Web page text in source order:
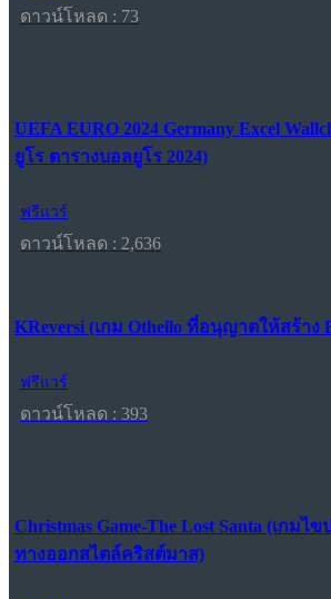
ดาวน์โหลด : 73
UEFA EURO 2024 Germany Excel
ยูโร ตารางบอลยูโร 2024)
ฟรีแวร์
ดาวน์โหลด : 2,636
KReversi (เกม Othello ที่อนุญาตให้สร้าง
ฟรีแวร์
ดาวน์โหลด : 393
Christmas Game-The Lost Santa (เกม
ทางออกสไตล์คริสต์มาส)